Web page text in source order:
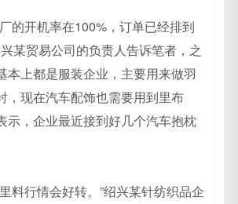
的开机率在100%，订单已经排到
某贸易公司的负责人告诉笔者，之
本上都是服装企业，主要用来做羽
，现在汽车配饰也需要用到里布
示，企业最近接到好几个汽车抱枕
料行情会好转。”绍兴某针纺织品企